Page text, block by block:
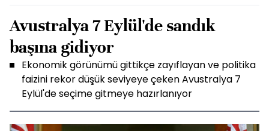
Avustralya 7 Eylül'de sandık
başına gidiyor
Ekonomik görünümü gittikçe zayıflayan ve politika
faizini rekor düşük seviyeye çeken Avustralya 7
Eylül'de seçime gitmeye hazırlanıyor